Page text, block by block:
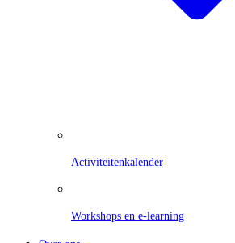
Activiteitenkalender
Workshops en e-learning